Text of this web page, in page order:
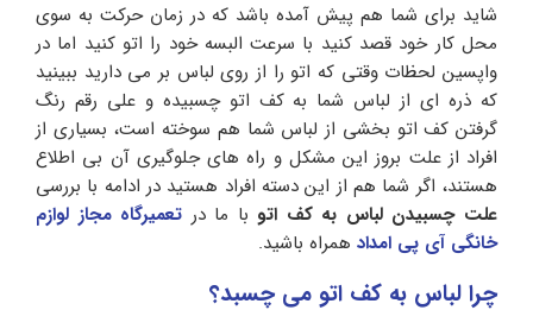
شاید برای شما هم پیش آمده باشد که در زمان حرکت به سوی
محل کار خود قصد کنید با سرعت البسه خود را اتو کنید اما در
واپسین لحظات وقتی که اتو را از روی لباس بر می دارید ببینید
که ذره ای از لباس شما به کف اتو چسبیده و علی رقم رنگ
گرفتن کف اتو بخشی از لباس شما هم سوخته است، بسیاری از
افراد از علت بروز این مشکل و راه های جلوگیری آن بی اطلاع
هستند، اگر شما هم از این دسته افراد هستید در ادامه با بررسی
علت چسبیدن لباس به کف اتوبا ما در تعمیرگاه مجاز لوازم
خانگی آی پی امداد همراه باشید.
چرا لباس به کف اتو می چسبد؟